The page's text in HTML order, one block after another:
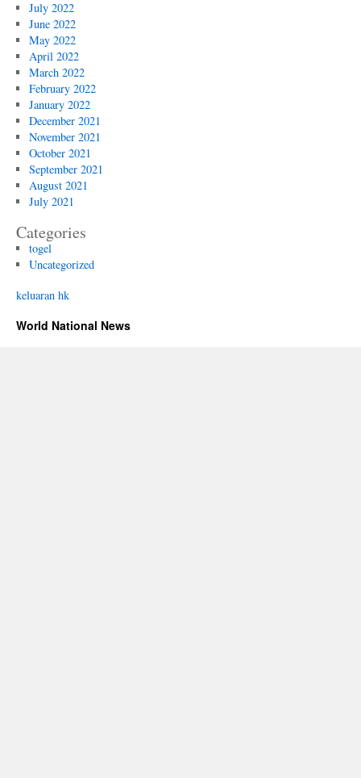
July 2022
June 2022
May 2022
April 2022
March 2022
February 2022
January 2022
December 2021
November 2021
October 2021
September 2021
August 2021
July 2021
Categories
togel
Uncategorized
keluaran hk
World National News